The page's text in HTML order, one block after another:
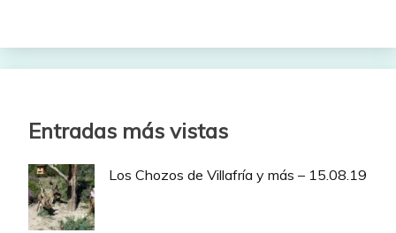
Entradas más vistas
Los Chozos de Villafría y más – 15.08.19